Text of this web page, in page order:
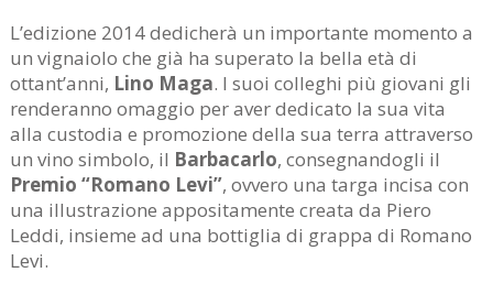
L’edizione 2014 dedicherà un importante momento a
un vignaiolo che già ha superato la bella età di
ottant’anni, Lino Maga. I suoi colleghi più giovani gli
renderanno omaggio per aver dedicato la sua vita
alla custodia e promozione della sua terra attraverso
un vino simbolo, il Barbacarlo, consegnandogli il
Premio “Romano Levi”, ovvero una targa incisa con
una illustrazione appositamente creata da Piero
Leddi, insieme ad una bottiglia di grappa di Romano
Levi.